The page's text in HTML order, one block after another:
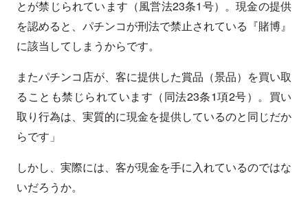
とが禁じられています（風営法23条1号）。現金の提供
を認めると、パチンコが刑法で禁止されている『賭博』
に該当してしまうからです。
またパチンコ店が、客に提供した賞品（景品）を買い取
ることも禁じられています（同法23条1項2号）。買い
取り行為は、実質的に現金を提供しているのと同じだか
らです」
しかし、実際には、客が現金を手に入れているのではな
いだろうか。